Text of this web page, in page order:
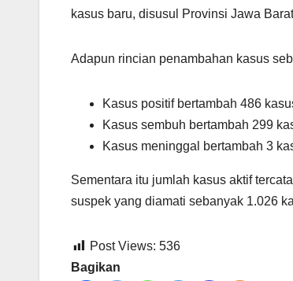
kasus baru, disusul Provinsi Jawa
Adapun rincian penambahan kasus
Kasus positif bertambah 486
Kasus sembuh bertambah 299
Kasus meninggal bertambah 3
Sementara itu jumlah kasus aktif
suspek yang diamati sebanyak 1.026
Post Views: 536
Bagikan